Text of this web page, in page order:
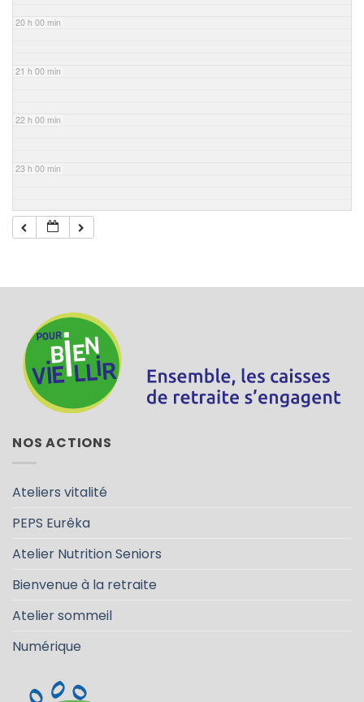
20 h 00 min
21 h 00 min
22 h 00 min
23 h 00 min
NOS ACTIONS
Ateliers vitalité
PEPS Eurêka
Atelier Nutrition Seniors
Bienvenue à la retraite
Atelier sommeil
Numérique